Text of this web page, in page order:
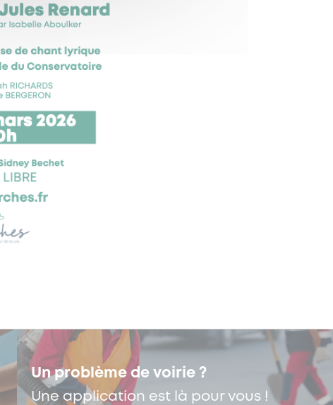
Un problème de voirie ?
Une application est là pour vous !